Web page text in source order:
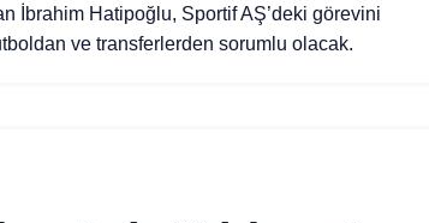
İbrahim Hatipoğlu, Sportif AŞ’deki görevini
ve transferlerden sorumlu olacak.